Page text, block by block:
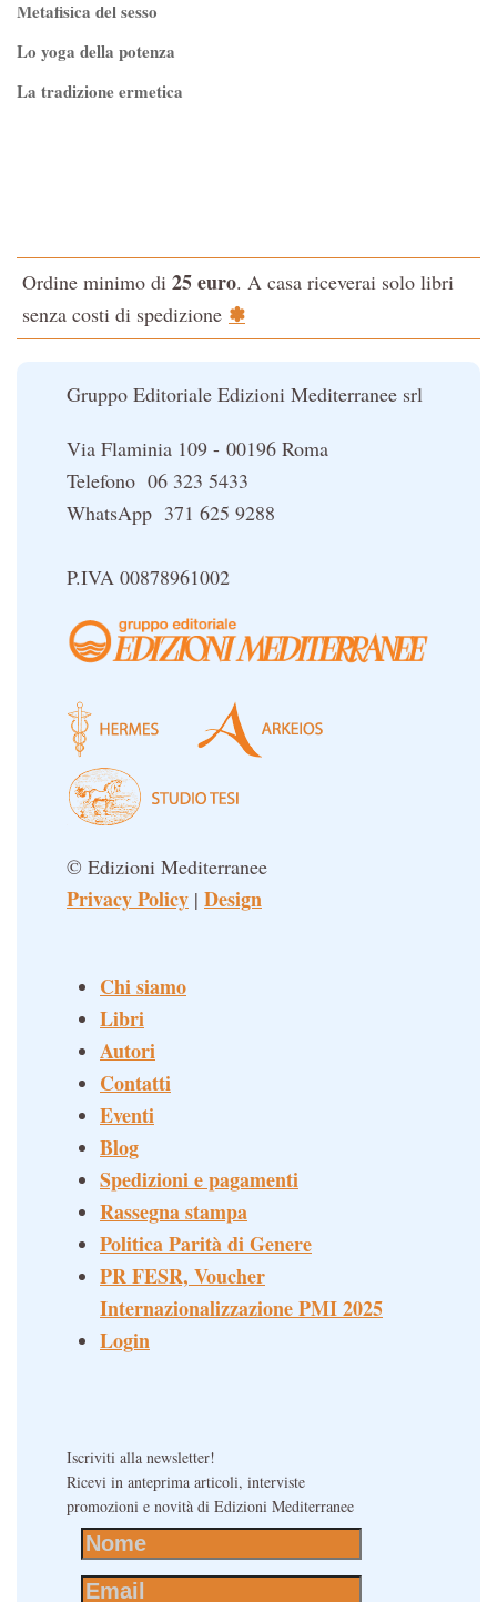
Metafisica del sesso
Lo yoga della potenza
La tradizione ermetica
La Cabala
Il potere del serpente
Ordine minimo di 25 euro. A casa riceverai solo libri
senza costi di spedizione ✽
Gruppo Editoriale Edizioni Mediterranee srl
Via Flaminia 109 - 00196 Roma
Telefono 06 323 5433
WhatsApp 371 625 9288
P.IVA 00878961002
© Edizioni Mediterranee
Privacy Policy | Design
Chi siamo
Libri
Autori
Contatti
Eventi
Blog
Spedizioni e pagamenti
Rassegna stampa
Politica Parità di Genere
PR FESR, Voucher
Internazionalizzazione PMI 2025
Login
Iscriviti alla newsletter!
Ricevi in anteprima articoli, interviste
promozioni e novità di Edizioni Mediterranee